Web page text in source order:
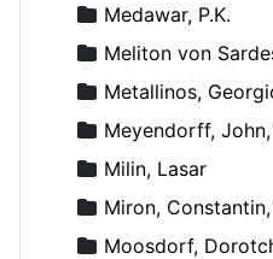
Medawar, P.K.
Meliton von
Metallinos,
Meyendorff,
Milin, Lasar
Miron,
Moosdorf,